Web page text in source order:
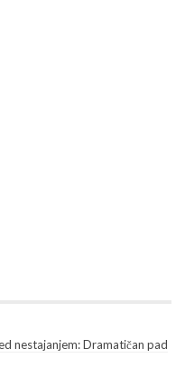
nestajanjem: Dramatičan pad